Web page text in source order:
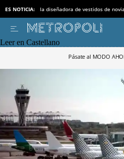
ES NOTICIA: la diseñadora de vestidos de
Leer en Castellano
Pásate al MODO